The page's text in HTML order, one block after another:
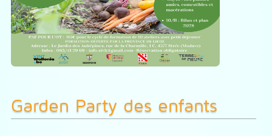
Garden Party des enfants